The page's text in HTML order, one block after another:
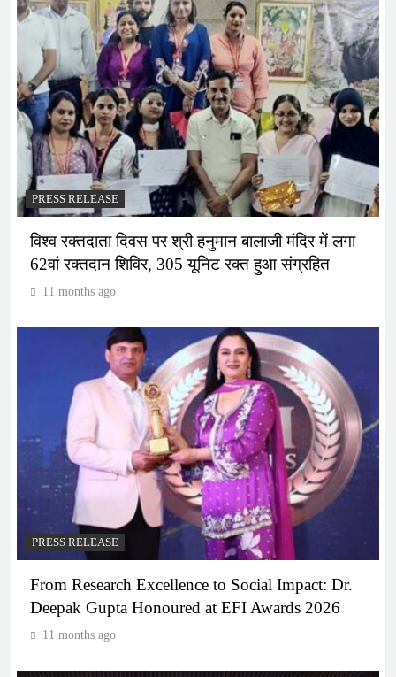
PRESS RELEASE
विश्व रक्तदाता दिवस पर श्री हनुमान बालाजी मंदिर में लगा
62वां रक्तदान शिविर, 305 यूनिट रक्त हुआ संग्रहित
11 months ago
PRESS RELEASE
From Research Excellence to Social Impact: Dr.
Deepak Gupta Honoured at EFI Awards 2026
11 months ago